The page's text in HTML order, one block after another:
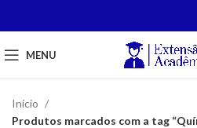
MENU
Início
Produtos marcados com a tag